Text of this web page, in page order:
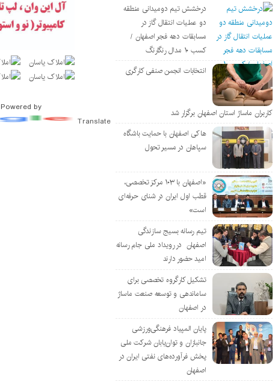
درخشش تیم دومیدانی منطقه
دو عملیات انتقال گاز در
مسابقات دهه فجر اصفهان /
کسب ۱۰ مدال رنگارنگ
انتخابات انجمن صنفی کارگری
کاربران ماساژ استان اصفهان برگزار شد
هاکی اصفهان با حمایت باشگاه
سپاهان در مسیر تحول
«اصفهان با ۱۰۳ مرکز تخصصی،
قطب اول ایران در شنای حرفه‌ای
است»
تیم رسانه بسیج سازندگی
اصفهان در رویداد ملی جام رسانه
امید حضور دارند
تشکیل کارگروه تخصصی برای
ساماندهی و توسعه صنعت ماساژ
در اصفهان
پایان المپیاد فرهنگی‌ورزشی
جانبازان و توان‌یابان شرکت ملی
پخش فرآورده‌های نفتی ایران در
اصفهان
Powered by
Translate